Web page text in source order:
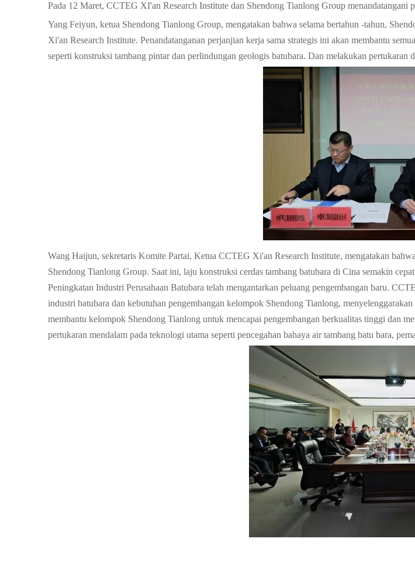
Pada 12 Maret, CCTEG XI'an Research Institute dan Shendong Tianlong Group menandatangani
Yang Feiyun, ketua Shendong Tianlong Group, mengatakan bahwa selama bertahun -tahun,
Xi'an Research Institute. Penandatanganan perjanjian kerja sama strategis ini akan membantu
seperti konstruksi tambang pintar dan perlindungan geologis batubara. Dan melakukan pertukaran
Wang Haijun, sekretaris Komite Partai, Ketua CCTEG Xi'an Research Institute, mengatakan
Shendong Tianlong Group. Saat ini, laju konstruksi cerdas tambang batubara di Cina semakin
Peningkatan Industri Perusahaan Batubara telah mengantarkan peluang pengembangan baru.
industri batubara dan kebutuhan pengembangan kelompok Shendong Tianlong,
membantu kelompok Shendong Tianlong untuk mencapai pengembangan berkualitas tinggi dan
pertukaran mendalam pada teknologi utama seperti pencegahan bahaya air tambang batu bara,